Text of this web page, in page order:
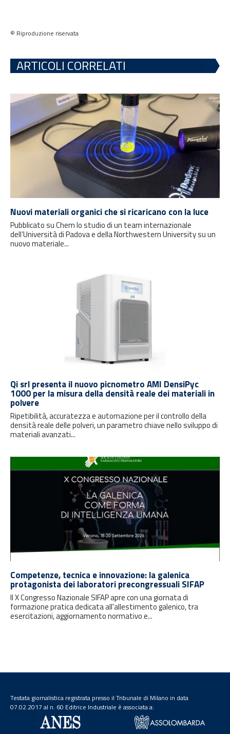
© Riproduzione riservata
ARTICOLI CORRELATI
Nuovi materiali organici che si ricaricano con la luce
Pubblicato su Chem lo studio di un team internazionale
dell’Università di Padova e della Northwestern University su un
nuovo materiale...
Qi srl presenta il nuovo picnometro AMI DensiPyc
1000 per la misura della densità reale dei materiali in
polvere
Ripetibilità, accuratezza e automazione per il controllo della
densità reale delle polveri, un parametro chiave nello sviluppo di
materiali avanzati...
Competenze, tecnica e innovazione: la galenica
protagonista dei laboratori precongressuali SIFAP
Il X Congresso Nazionale SIFAP apre con una giornata di
formazione pratica dedicata all'allestimento galenico, tra
esercitazioni, aggiornamento normativo e...
Testata giornalistica registrata presso il Tribunale di Milano in data
07.02.2017 al n. 60 Editrice Industriale è associata a: